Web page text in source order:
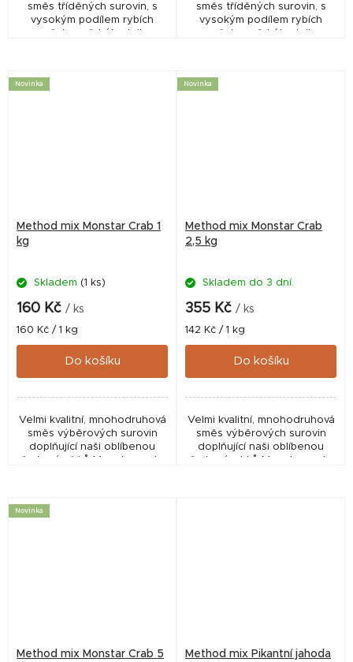
směs tříděných surovin, s
vysokým podílem rybích
mouček, mořského krilu a
směs tříděných surovin, s
vysokým podílem rybích
mouček, mořského krilu a
Novinka
Method mix Monstar Crab 1
kg
Skladem (1 ks)
160 Kč / ks
Měrná
cena:
160 Kč / 1 kg
Do košíku
Velmi kvalitní, mnohodruhová
směs výběrových surovin
doplňující naši oblíbenou
Novinka
Method mix Monstar Crab
2,5 kg
Skladem do 3 dní.
355 Kč / ks
Měrná
cena:
142 Kč / 1 kg
Do košíku
Velmi kvalitní, mnohodruhová
směs výběrových surovin
doplňující naši oblíbenou
Novinka
Method mix Monstar Crab 5
Method mix Pikantní jahoda